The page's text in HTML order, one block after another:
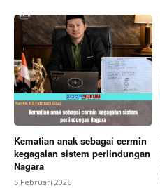
Kematian anak sebagai cermin
kegagalan sistem perlindungan
Nagara
5 Februari 2026